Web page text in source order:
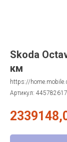
Skoda
км
https://
Артикул: 445782617